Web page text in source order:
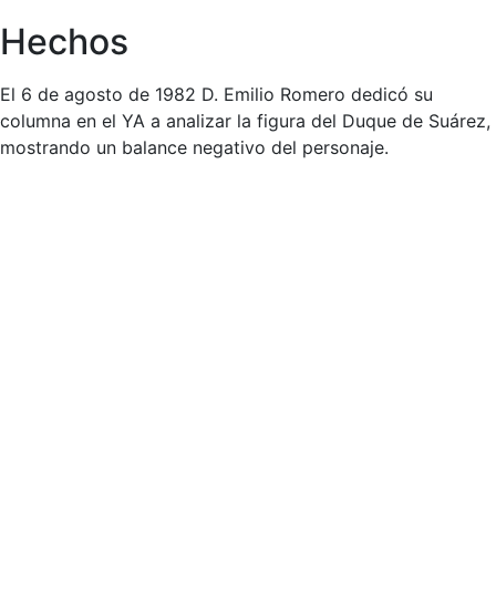
Hechos
El 6 de agosto de 1982 D. Emilio Romero dedicó su
columna en el YA a analizar la figura del Duque de Suárez,
mostrando un balance negativo del personaje.